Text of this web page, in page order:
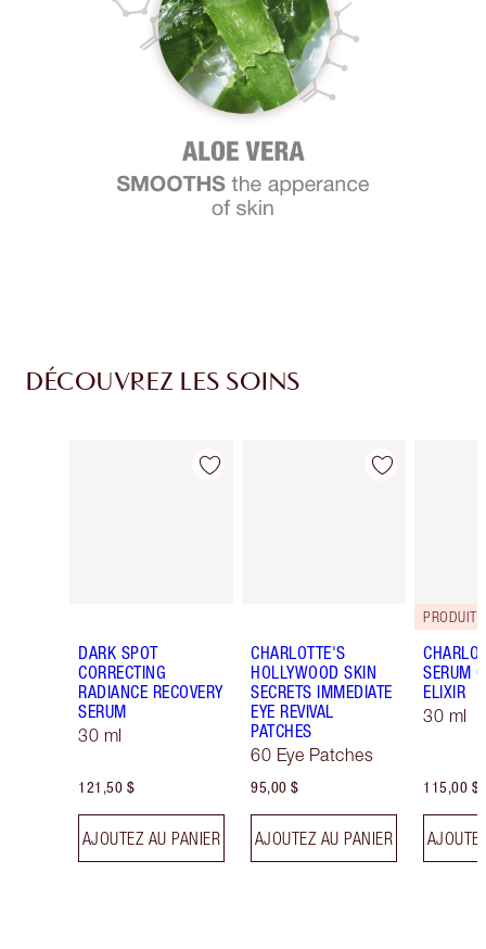
DÉCOUVREZ LES SOINS
Article 1 sur 14
DARK SPOT
CORRECTING
RADIANCE RECOVERY
SERUM
30 ml
121,50 $
AJOUTEZ AU PANIER
Article 2 sur 14
CHARLOTTE'S
HOLLYWOOD SKIN
SECRETS IMMEDIATE
EYE REVIVAL
PATCHES
60 Eye Patches
95,00 $
AJOUTEZ AU PANIER
PRODUIT
SERUM
ELIXIR
30 ml
115,00 $